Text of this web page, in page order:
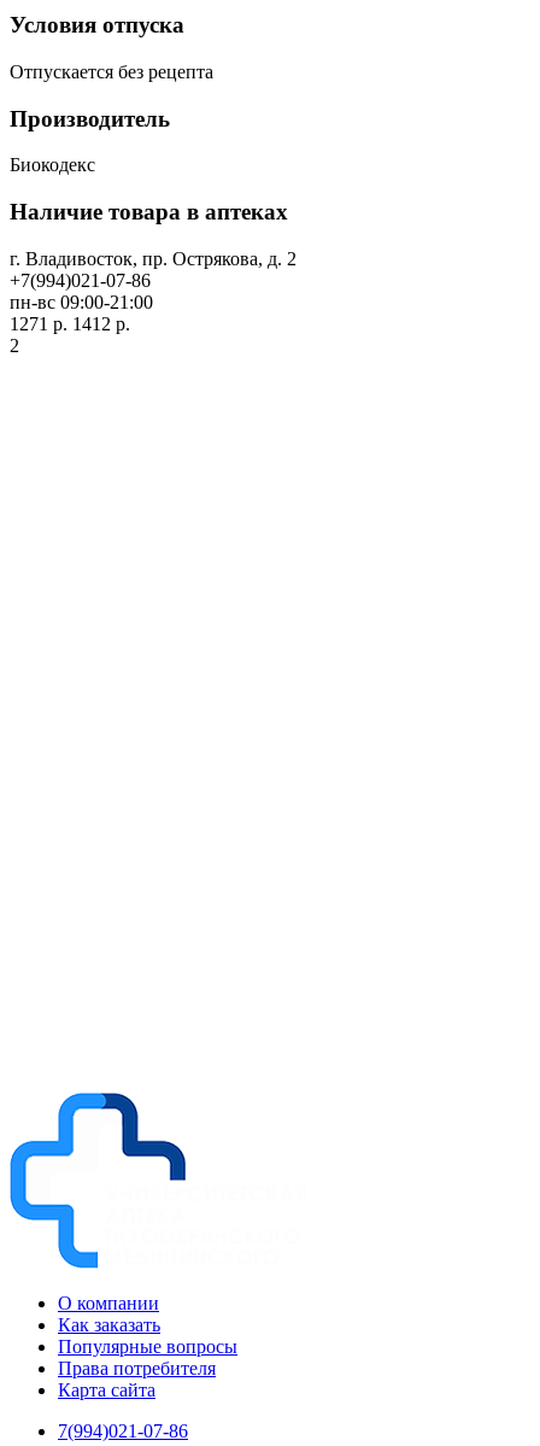
Условия отпуска
Отпускается без рецепта
Производитель
Биокодекс
Наличие товара в аптеках
г. Владивосток, пр. Острякова, д. 2
+7(994)021-07-86
пн-вс 09:00-21:00
1271 р. 1412 р.
2
О компании
Как заказать
Популярные вопросы
Права потребителя
Карта сайта
7(994)021-07-86